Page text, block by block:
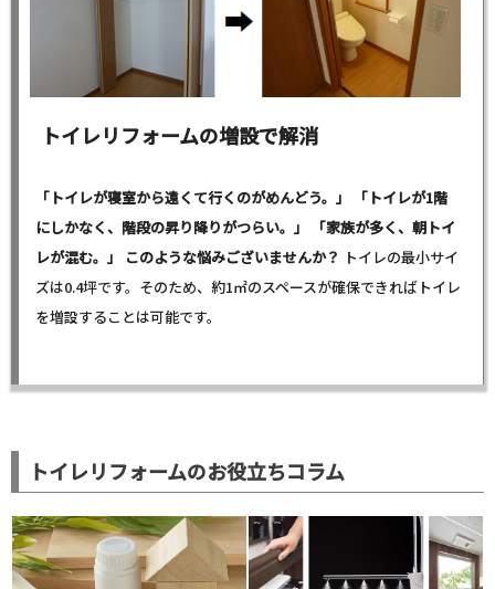
トイレリフォームの増設で解消
「トイレが寝室から遠くて行くのがめんどう。」 「トイレが1階
にしかなく、階段の昇り降りがつらい。」 「家族が多く、朝トイ
レが混む。」
このような悩みございませんか？ トイレの最小サイ
ズは0.4坪です。そのため、約1㎡のスペースが確保できればトイレ
を増設することは可能です。
トイレリフォームのお役立ちコラム